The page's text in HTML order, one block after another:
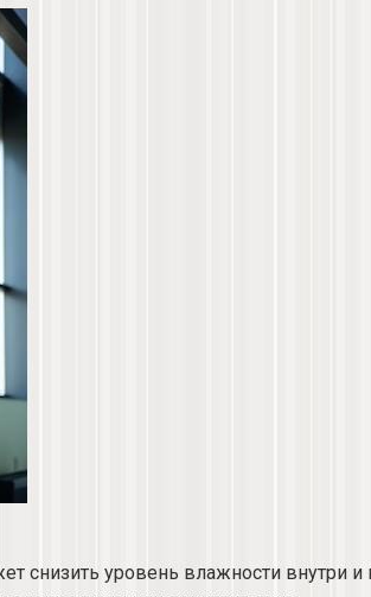
снизить уровень влажности внутри